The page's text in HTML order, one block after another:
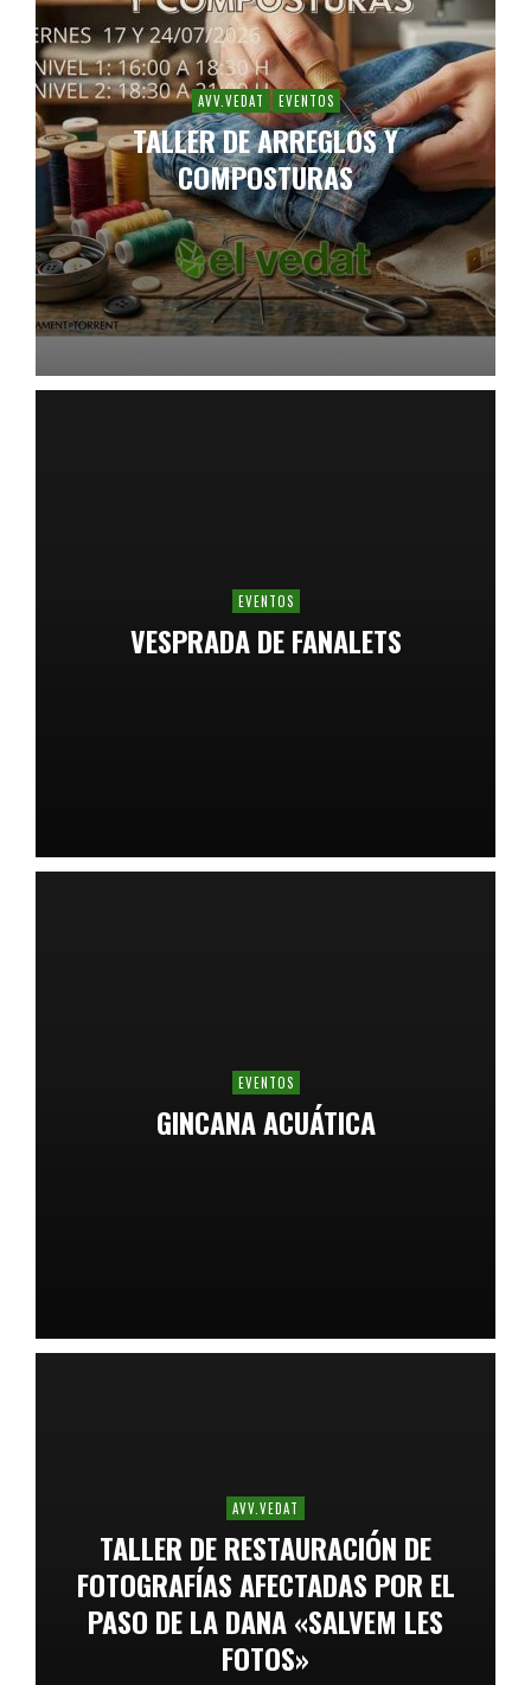
AVV.VEDAT EVENTOS
TALLER DE ARREGLOS Y
COMPOSTURAS
EVENTOS
VESPRADA DE FANALETS
EVENTOS
GINCANA ACUÁTICA
AVV.VEDAT
TALLER DE RESTAURACIÓN DE
FOTOGRAFÍAS AFECTADAS POR EL
PASO DE LA DANA «SALVEM LES
FOTOS»